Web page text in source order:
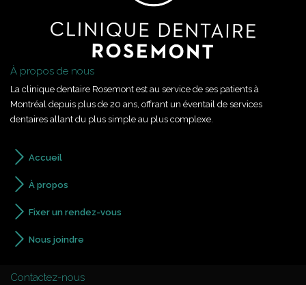
À propos de nous
La clinique dentaire Rosemont est au service de ses patients à
Montréal depuis plus de 20 ans, offrant un éventail de services
dentaires allant du plus simple au plus complexe.
Accueil
À propos
Fixer un rendez-vous
Nous joindre
Contactez-nous